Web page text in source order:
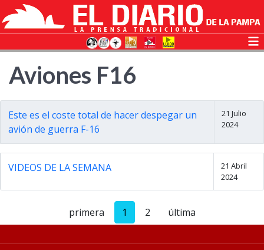
Aviones F16
Este es el coste total de hacer despegar un
avión de guerra F-16
21 Julio
2024
VIDEOS DE LA SEMANA
21 Abril
2024
primera 1 2 última